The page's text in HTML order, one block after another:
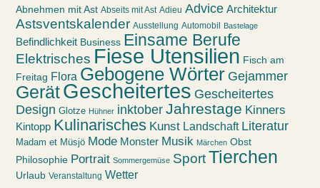
Abnehmen mit Ast Abseits mit Ast Adieu Advice Architektur
Astsventskalender Ausstellung Automobil Bastelage
Befindlichkeit Business Einsame Berufe
Elektrisches Fiese Utensilien Fisch am
Freitag Flora Gebogene Wörter Gejammer
GerätGescheitertes Gescheitertes
Design Glotze Hühner inktober Jahrestage Kinners
Kintopp Kulinarisches Kunst Landschaft Literatur
Madam et Müsjö Mode Monster Musik Märchen Obst
Philosophie Portrait Sommergemüse Sport Tierchen
Urlaub Veranstaltung Wetter